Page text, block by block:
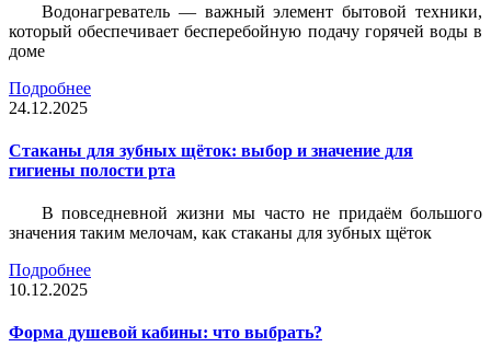
Водонагреватель — важный элемент бытовой техники,
который обеспечивает бесперебойную подачу горячей воды в
доме
Подробнее
24.12.2025
Стаканы для зубных щёток: выбор и значение для
гигиены полости рта
В повседневной жизни мы часто не придаём большого
значения таким мелочам, как стаканы для зубных щёток
Подробнее
10.12.2025
Форма душевой кабины: что выбрать?